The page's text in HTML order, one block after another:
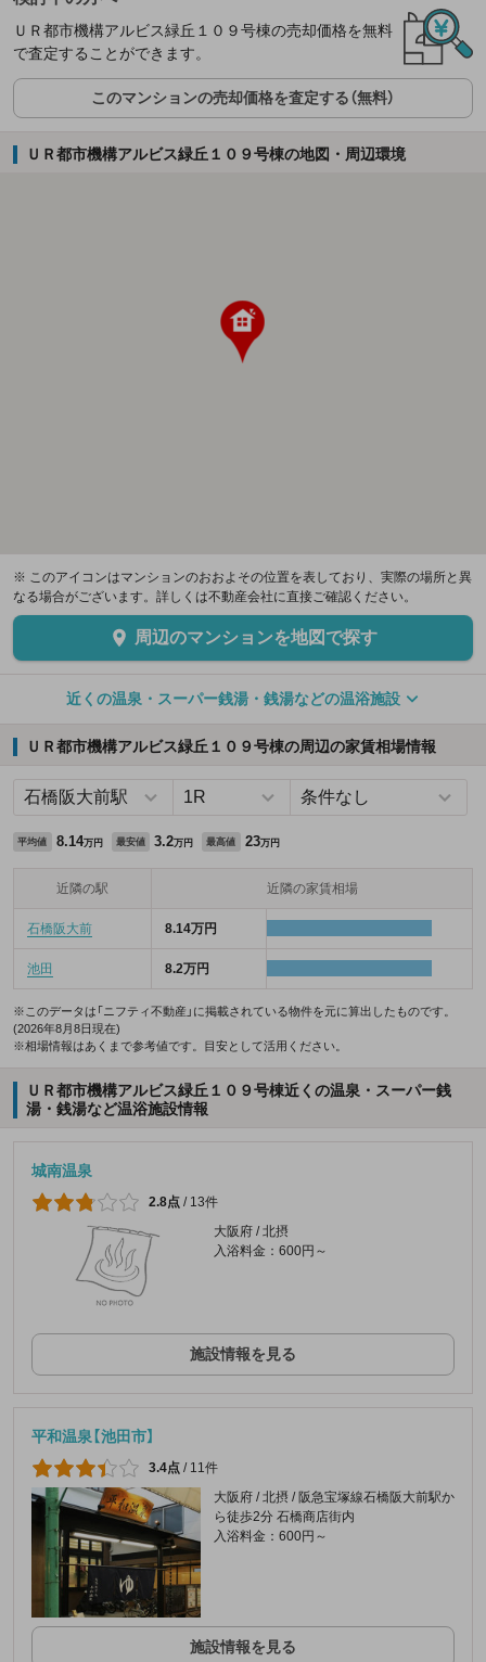
ＵＲ都市機構アルビス緑丘１０９号棟の売却価格を無料
で査定することができます。
このマンションの売却価格を査定する（無料）
ＵＲ都市機構アルビス緑丘１０９号棟の地図・周辺環境
※ このアイコンはマンションのおおよその位置を表しており、実際の場所と異
なる場合がございます。詳しくは不動産会社に直接ご確認ください。
周辺のマンションを地図で探す
近くの温泉・スーパー銭湯・銭湯などの温浴施設
ＵＲ都市機構アルビス緑丘１０９号棟の周辺の家賃相場情報
平均値 8.14万円 最安値 3.2万円 最高値 23万円
近隣の駅 近隣の家賃相場
石橋阪大前 8.14万円
池田 8.2万円
※このデータは「ニフティ不動産」に掲載されている物件を元に算出したものです。
(2026年8月8日現在)
※相場情報はあくまで参考値です。目安として活用ください。
ＵＲ都市機構アルビス緑丘１０９号棟近くの温泉・スーパー銭
湯・銭湯など温浴施設情報
城南温泉
2.8点 / 13件
大阪府 / 北摂
入浴料金：600円～
施設情報を見る
平和温泉【池田市】
3.4点 / 11件
大阪府 / 北摂 / 阪急宝塚線石橋阪大前駅か
ら徒歩2分 石橋商店街内
入浴料金：600円～
施設情報を見る